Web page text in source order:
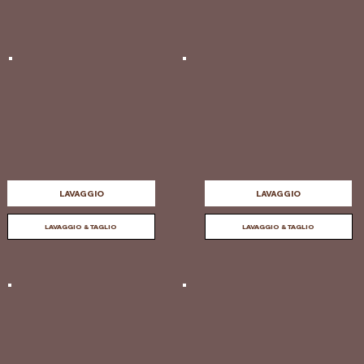
LAVAGGIO
LAVAGGIO & TAGLIO
LAVAGGIO
LAVAGGIO & TAGLIO